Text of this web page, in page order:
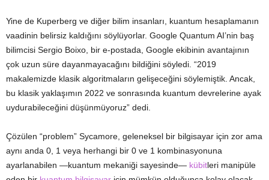
Yine de Kuperberg ve diğer bilim insanları, kuantum hesaplamanın
vaadinin belirsiz kaldığını söylüyorlar. Google Quantum AI’nin baş
bilimcisi Sergio Boixo, bir e-postada, Google ekibinin avantajının
çok uzun süre dayanmayacağını bildiğini söyledi. “2019
makalemizde klasik algoritmaların gelişeceğini söylemiştik. Ancak,
bu klasik yaklaşımın 2022 ve sonrasında kuantum devrelerine ayak
uydurabileceğini düşünmüyoruz” dedi.
Çözülen “problem” Sycamore, geleneksel bir bilgisayar için zor ama
aynı anda 0, 1 veya herhangi bir 0 ve 1 kombinasyonuna
ayarlanabilen —kuantum mekaniği sayesinde— kübitleri manipüle